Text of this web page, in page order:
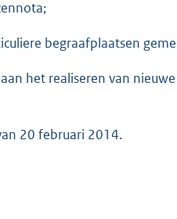
begraafplaatsen
het realiseren van
20 februari 2014.